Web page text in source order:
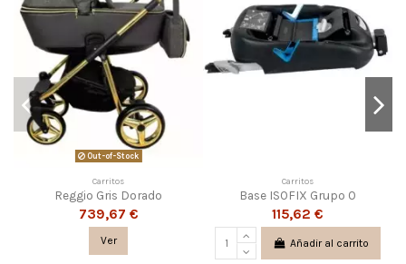
Out-of-Stock
Carritos
Reggio Gris Dorado
739,67 €
Ver
Carritos
Base ISOFIX Grupo 0
115,62 €
Añadir al carrito